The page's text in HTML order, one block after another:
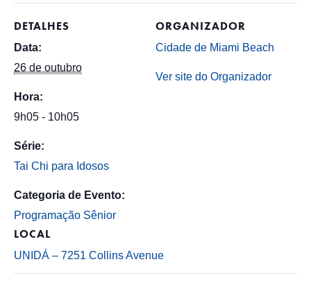
DETALHES
Data:
26 de outubro
Hora:
9h05 - 10h05
Série:
Tai Chi para Idosos
Categoria de Evento:
Programação Sênior
LOCAL
UNIDÁ – 7251 Collins Avenue
ORGANIZADOR
Cidade de Miami Beach
Ver site do Organizador